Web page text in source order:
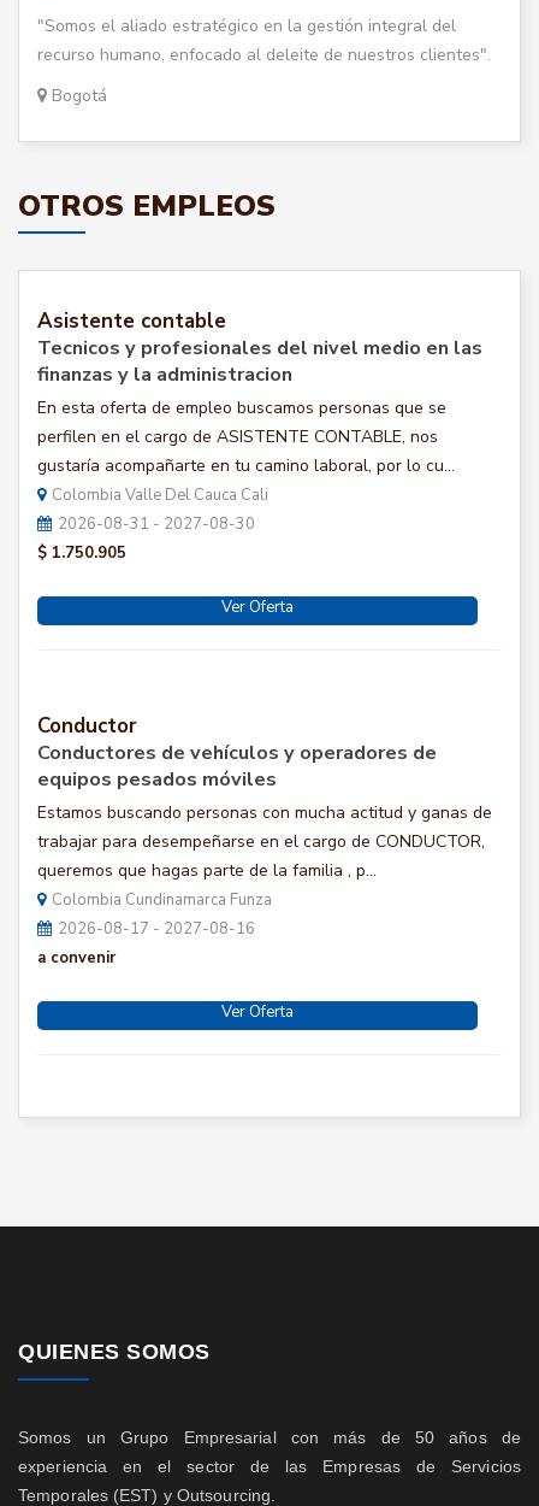
"Somos el aliado estratégico en la gestión integral del
recurso humano, enfocado al deleite de nuestros clientes".
Bogotá
OTROS EMPLEOS
Asistente contable
Tecnicos y profesionales del nivel medio en las
finanzas y la administracion
En esta oferta de empleo buscamos personas que se
perfilen en el cargo de ASISTENTE CONTABLE, nos
gustaría acompañarte en tu camino laboral, por lo cu...
Colombia Valle Del Cauca Cali
2026-08-31 - 2027-08-30
$ 1.750.905
Ver Oferta
Conductor
Conductores de vehículos y operadores de
equipos pesados móviles
Estamos buscando personas con mucha actitud y ganas de
trabajar para desempeñarse en el cargo de CONDUCTOR,
queremos que hagas parte de la familia , p...
Colombia Cundinamarca Funza
2026-08-17 - 2027-08-16
a convenir
Ver Oferta
QUIENES SOMOS
Somos un Grupo Empresarial con más de 50 años de
experiencia en el sector de las Empresas de Servicios
Temporales (EST) y Outsourcing.